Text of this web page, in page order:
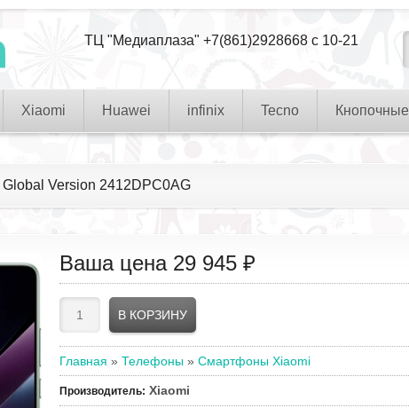
ТЦ "Медиаплаза" +7(861)2928668 с 10-21
Xiaomi Huawei infinix Tecno Кнопочные
Version 2412DPC0AG
Ваша цена 29 945 ₽
Главная » Телефоны » Смартфоны Xiaomi
Производитель: Xiaomi